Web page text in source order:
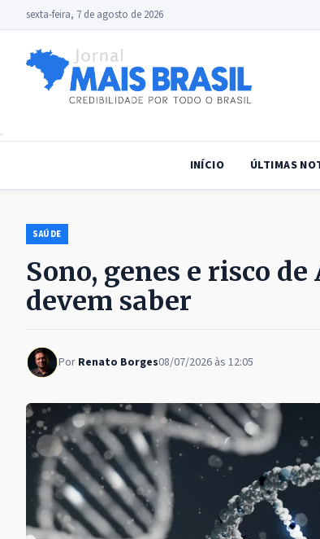
sexta-feira, 7 de agosto de 2026
INÍCIO ÚLTIMAS
SAÚDE
Sono, genes e risco
devem saber
Por Renato Borges08/07/2026 às 12:05